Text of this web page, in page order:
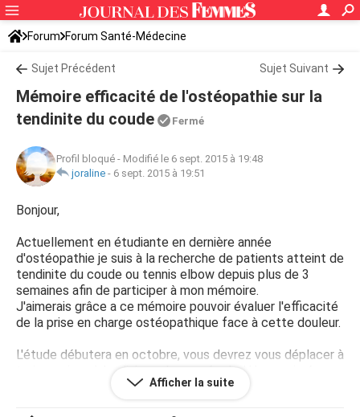
Forum Forum Santé-Médecine
Symptômes et maladies courantes
Sujet Précédent Sujet Suivant
Mémoire efficacité de l'ostéopathie sur la
tendinite du coude
Fermé
Profil bloqué - Modifié le 6 sept. 2015 à 19:48
joraline - 6 sept. 2015 à 19:51
Bonjour,
Actuellement en étudiante en dernière année
d'ostéopathie je suis à la recherche de patients atteint de
tendinite du coude ou tennis elbow depuis plus de 3
semaines afin de participer à mon mémoire.
J'aimerais grâce a ce mémoire pouvoir évaluer l'efficacité
de la prise en charge ostéopathique face à cette douleur.
L'étude débutera en octobre, vous devrez vous déplacer à
trois reprises à la clinique de mon école *** supprimé par
la modération- A Mains Nues située à Saint Denis (93).
Afficher la suite